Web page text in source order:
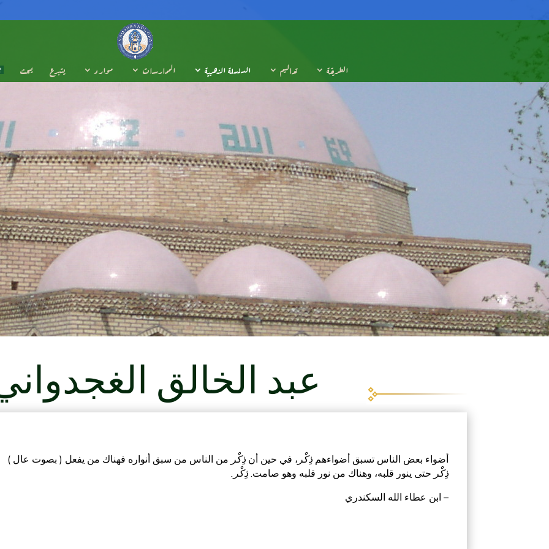
الطريقة تعاليم السلسلة الذهبية الممارسات موارد يتبرع يبحث
عبد الخالق
أضواء بعض الناس تسبق أضواءهمذِكْر ، في حين أنذِكْر من الناس من سبق أنواره فهناك من يفعل ( بصوت عال )
ذِكْر حتى ينور قلبه، وهناك من نور قلبه وهو صامت.ذِكْر.
– ابن عطاء الله السكندري